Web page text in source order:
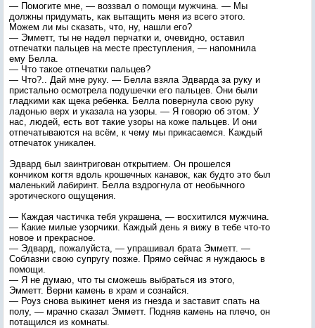
— Помогите мне, — воззвал о помощи мужчина. — Мы
должны придумать, как вытащить меня из всего этого.
Можем ли мы сказать, что, ну, нашли его?
— Эмметт, ты не надел перчатки и, очевидно, оставил
отпечатки пальцев на месте преступления, — напомнила
ему Белла.
— Что такое отпечатки пальцев?
— Что?.. Дай мне руку. — Белла взяла Эдварда за руку и
пристально осмотрела подушечки его пальцев. Они были
гладкими как щека ребенка. Белла повернула свою руку
ладонью верх и указала на узоры. — Я говорю об этом. У
нас, людей, есть вот такие узоры на коже пальцев. И они
отпечатываются на всём, к чему мы прикасаемся. Каждый
отпечаток уникален.
Эдвард был заинтригован открытием. Он прошелся
кончиком когтя вдоль крошечных канавок, как будто это был
маленький лабиринт. Белла вздрогнула от необычного
эротического ощущения.
— Каждая частичка тебя украшена, — восхитился мужчина.
— Какие милые узорчики. Каждый день я вижу в тебе что-то
новое и прекрасное.
— Эдвард, пожалуйста, — упрашивал брата Эмметт. —
Соблазни свою супругу позже. Прямо сейчас я нуждаюсь в
помощи.
— Я не думаю, что ты сможешь выбраться из этого,
Эмметт. Верни камень в храм и сознайся.
— Роуз снова выкинет меня из гнезда и заставит спать на
полу, — мрачно сказал Эмметт. Подняв камень на плечо, он
потащился из комнаты.